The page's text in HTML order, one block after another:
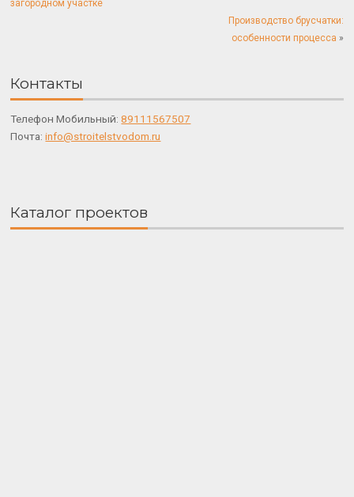
загородном участке
Производство брусчатки:
особенности процесса »
Контакты
Телефон Мобильный:89111567507
Почта:info@stroitelstvodom.ru
Каталог проектов